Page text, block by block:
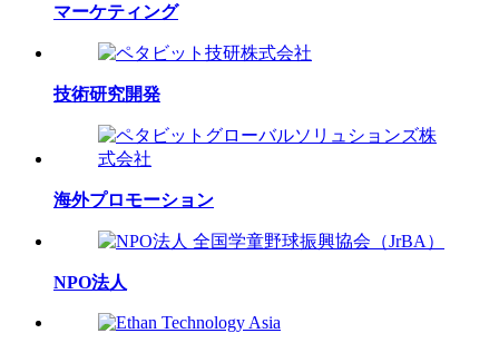
マーケティング
技術研究開発
海外プロモーション
NPO法人